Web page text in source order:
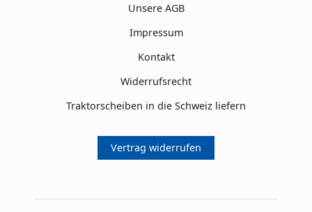
Unsere AGB
Impressum
Kontakt
Widerrufsrecht
Traktorscheiben in die Schweiz liefern
Vertrag widerrufen